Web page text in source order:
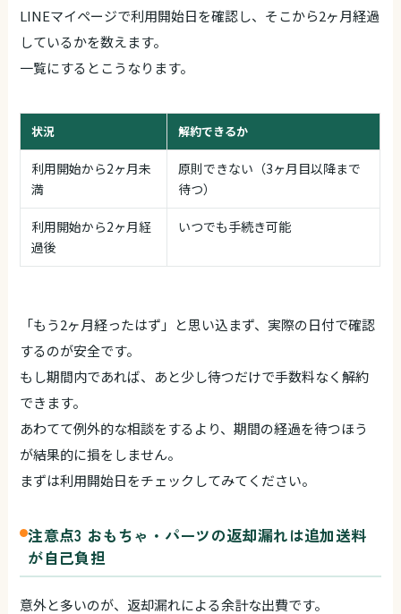
LINEマイページで利用開始日を確認し、そこから2ヶ月経過
しているかを数えます。
一覧にするとこうなります。
状況 解約できるか
利用開始から2ヶ月未
満
原則できない（3ヶ月目以降まで
待つ）
利用開始から2ヶ月経
過後
いつでも手続き可能
「もう2ヶ月経ったはず」と思い込まず、実際の日付で確認
するのが安全です。
もし期間内であれば、あと少し待つだけで手数料なく解約
できます。
あわてて例外的な相談をするより、期間の経過を待つほう
が結果的に損をしません。
まずは利用開始日をチェックしてみてください。
注意点3 おもちゃ・パーツの返却漏れは追加送料
が自己負担
意外と多いのが、返却漏れによる余計な出費です。